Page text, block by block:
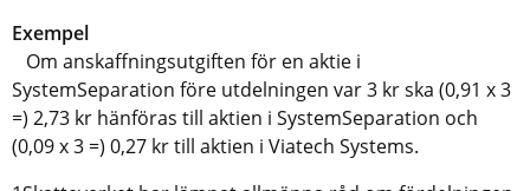
Exempel
Om anskaffningsutgiften för en aktie i
SystemSeparation före utdelningen var 3 kr ska (0,91 x 3
=) 2,73 kr hänföras till aktien i SystemSeparation och
(0,09 x 3 =) 0,27 kr till aktien i Viatech Systems.